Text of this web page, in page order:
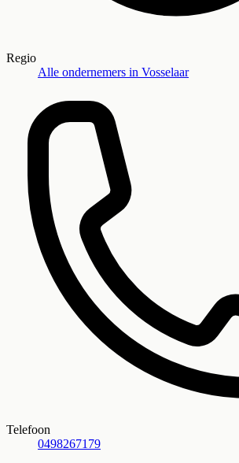
Regio
Alle ondernemers in Vosselaar
Telefoon
0498267179